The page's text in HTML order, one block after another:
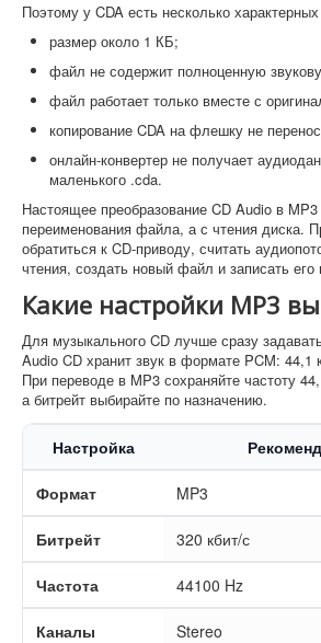
Поэтому у CDA есть несколько
размер около 1 КБ;
файл не содержит полноценную
файл работает только вместе с
копирование CDA на флешку не
онлайн-конвертер не получает
маленького .cda.
Настоящее преобразование CD Audio в
переименования файла, а с чтения диска.
обратиться к CD-приводу, считать
чтения, создать новый файл и записать
Какие настройки MP3
Для музыкального CD лучше сразу
Audio CD хранит звук в формате PCM: 44,1
При переводе в MP3 сохраняйте частоту
а битрейт выбирайте по назначению.
Настройка
Формат MP3
Битрейт 320 кбит/с
Частота 44100 Hz
Каналы Stereo